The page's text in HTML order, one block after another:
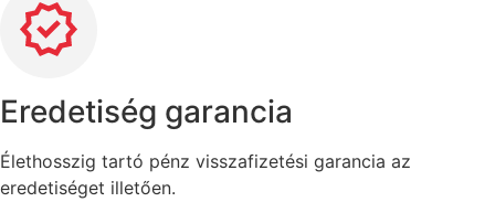
Eredetiség garancia
Élethosszig tartó pénz visszafizetési garancia az
eredetiséget illetően.